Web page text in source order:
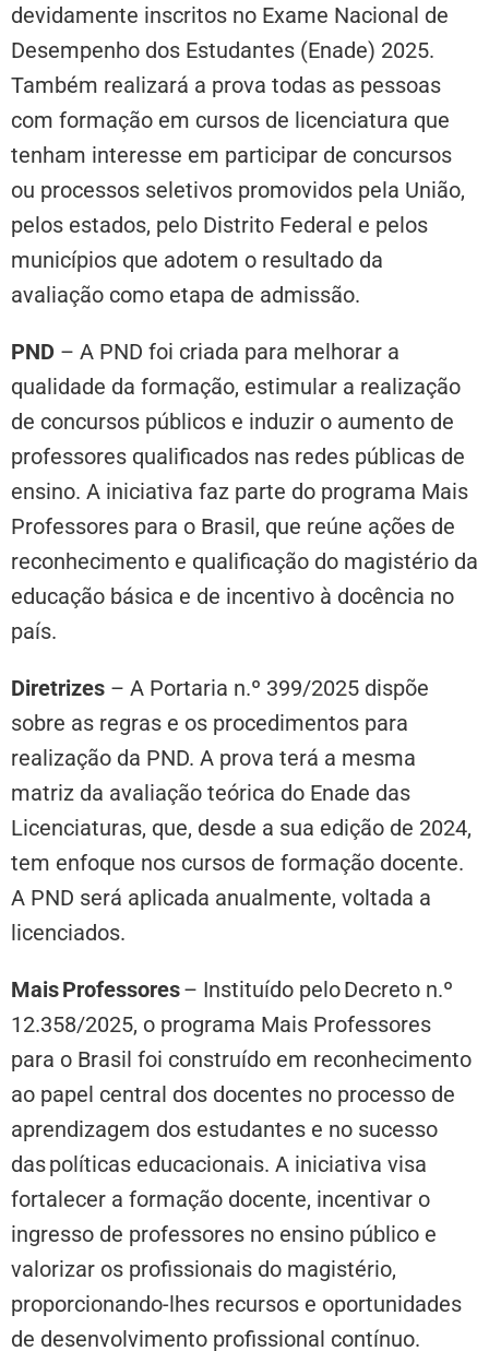
devidamente inscritos no Exame Nacional de
Desempenho dos Estudantes (Enade) 2025.
Também realizará a prova todas as pessoas
com formação em cursos de licenciatura que
tenham interesse em participar de concursos
ou processos seletivos promovidos pela União,
pelos estados, pelo Distrito Federal e pelos
municípios que adotem o resultado da
avaliação como etapa de admissão.
PND – A PND foi criada para melhorar a
qualidade da formação, estimular a realização
de concursos públicos e induzir o aumento de
professores qualificados nas redes públicas de
ensino. A iniciativa faz parte do programa Mais
Professores para o Brasil, que reúne ações de
reconhecimento e qualificação do magistério da
educação básica e de incentivo à docência no
país.
Diretrizes – A Portaria n.º 399/2025 dispõe
sobre as regras e os procedimentos para
realização da PND. A prova terá a mesma
matriz da avaliação teórica do Enade das
Licenciaturas, que, desde a sua edição de 2024,
tem enfoque nos cursos de formação docente.
A PND será aplicada anualmente, voltada a
licenciados.
MaisProfessores– Instituído pelo Decreto n.º
12.358/2025, o programa Mais Professores
para o Brasil foi construído em reconhecimento
ao papel central dos docentes no processo de
aprendizagem dos estudantes e no sucesso
das políticas educacionais. A iniciativa visa
fortalecer a formação docente, incentivar o
ingresso de professores no ensino público e
valorizar os profissionais do magistério,
proporcionando-lhes recursos e oportunidades
de desenvolvimento profissional contínuo.